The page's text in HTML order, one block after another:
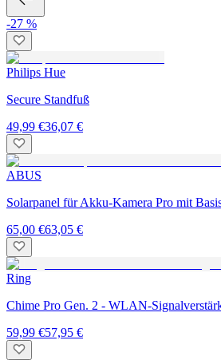
-27 %
Philips Hue
Secure Standfuß
49,99 €36,07 €
ABUS
Solarpanel für Akku-Kamera Pro mit
65,00 €63,05 €
Ring
Chime Pro Gen. 2 - WLAN-
59,99 €57,95 €